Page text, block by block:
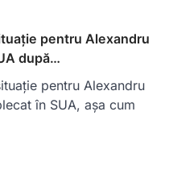
pentru Alexandru
după…
pentru Alexandru
în SUA, așa cum